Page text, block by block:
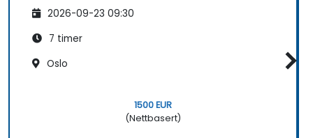
2026-09-23 09:30
7 timer
Oslo
1500 EUR
(Nettbasert)